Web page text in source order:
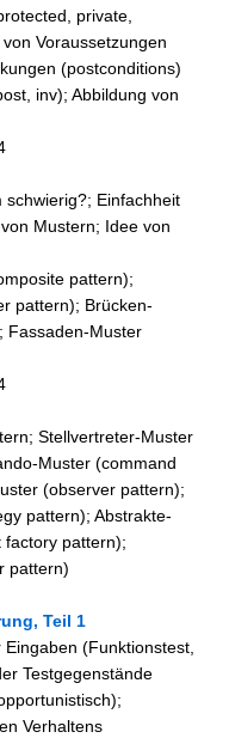
private,
Voraussetzungen
(postconditions)
inv); Abbildung von
schwierig?; Einfachheit
Mustern; Idee von
pattern);
pattern); Brücken-
Fassaden-Muster
Stellvertreter-Muster
Muster (command
(observer pattern);
pattern); Abstrakte-
factory pattern);
pattern)
Teil 1
(Funktionstest,
Testgegenstände
Verhaltens